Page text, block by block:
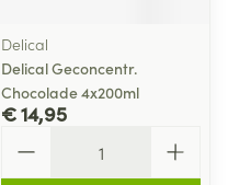
Delical
Delical Geconcentr.
Chocolade 4x200ml
€ 14,95